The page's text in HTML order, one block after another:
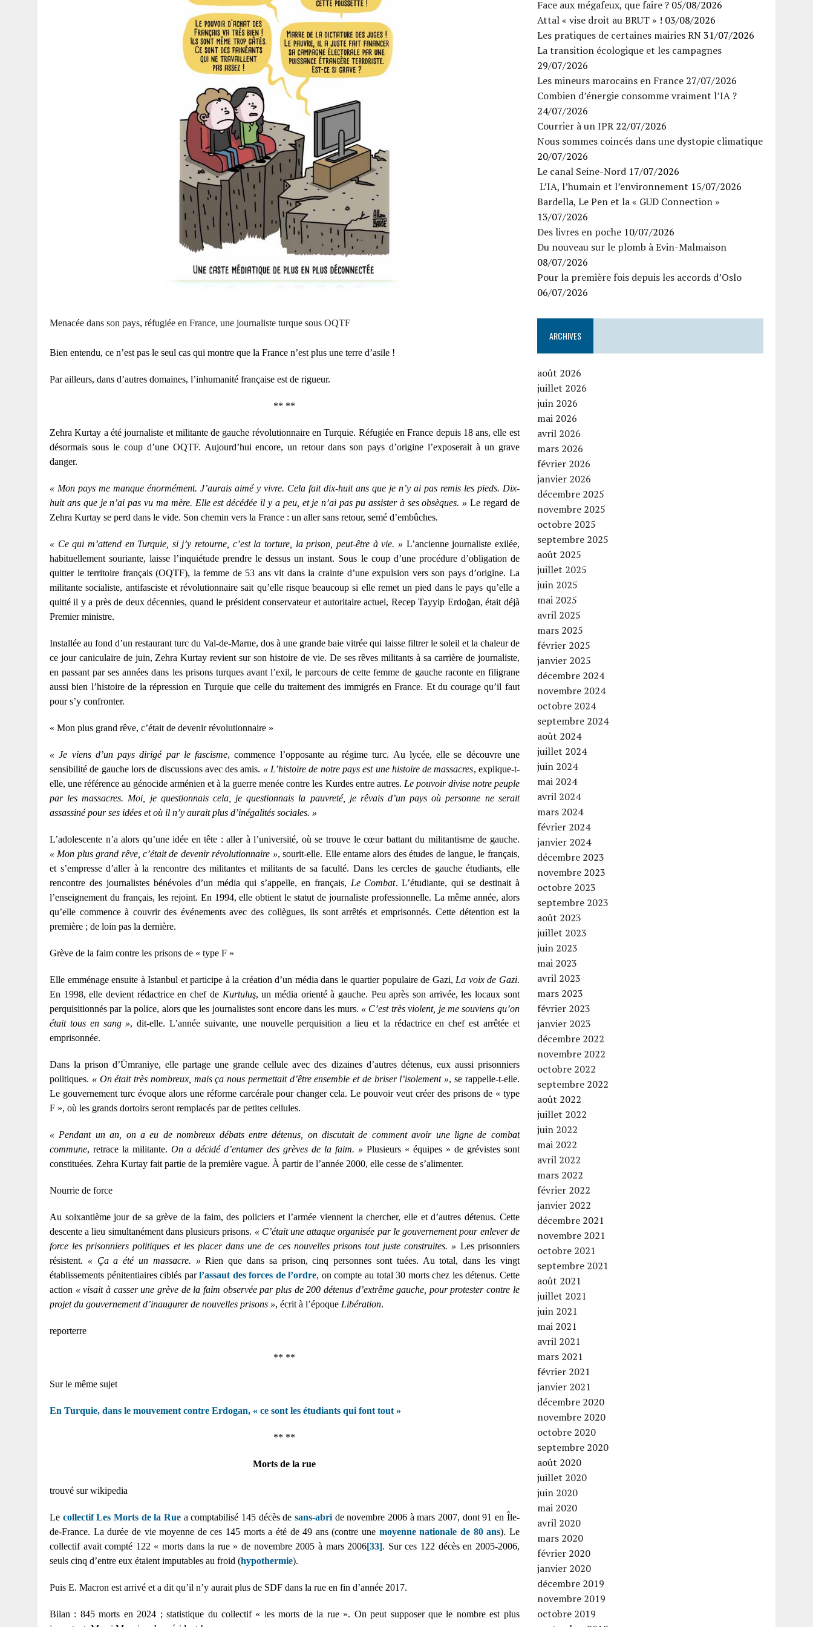
Menacée dans son pays, réfugiée en France, une journaliste turque sous OQTF
Bien entendu, ce n’est pas le seul cas qui montre que la France n’est plus une terre d’asile !
Par ailleurs, dans d’autres domaines, l’inhumanité française est de rigueur.
** **
Zehra Kurtay a été journaliste et militante de gauche révolutionnaire en Turquie. Réfugiée en France depuis 18 ans, elle est
désormais sous le coup d’une OQTF. Aujourd’hui encore, un retour dans son pays d’origine l’exposerait à un grave
danger.
« Mon pays me manque énormément. J’aurais aimé y vivre. Cela fait dix-huit ans que je n’y ai pas remis les pieds. Dix-
huit ans que je n’ai pas vu ma mère. Elle est décédée il y a peu, et je n’ai pas pu assister à ses obsèques. » Le regard de
Zehra Kurtay se perd dans le vide. Son chemin vers la France : un aller sans retour, semé d’embûches.
« Ce qui m’attend en Turquie, si j’y retourne, c’est la torture, la prison, peut-être à vie. » L’ancienne journaliste exilée,
habituellement souriante, laisse l’inquiétude prendre le dessus un instant. Sous le coup d’une procédure d’obligation de
quitter le territoire français (OQTF), la femme de 53 ans vit dans la crainte d’une expulsion vers son pays d’origine. La
militante socialiste, antifasciste et révolutionnaire sait qu’elle risque beaucoup si elle remet un pied dans le pays qu’elle a
quitté il y a près de deux décennies, quand le président conservateur et autoritaire actuel, Recep Tayyip Erdoğan, était déjà
Premier ministre.
Installée au fond d’un restaurant turc du Val-de-Marne, dos à une grande baie vitrée qui laisse filtrer le soleil et la chaleur de
ce jour caniculaire de juin, Zehra Kurtay revient sur son histoire de vie. De ses rêves militants à sa carrière de journaliste,
en passant par ses années dans les prisons turques avant l’exil, le parcours de cette femme de gauche raconte en filigrane
aussi bien l’histoire de la répression en Turquie que celle du traitement des immigrés en France. Et du courage qu’il faut
pour s’y confronter.
« Mon plus grand rêve, c’était de devenir révolutionnaire »
« Je viens d’un pays dirigé par le fascisme, commence l’opposante au régime turc. Au lycée, elle se découvre une
sensibilité de gauche lors de discussions avec des amis. « L’histoire de notre pays est une histoire de massacres, explique-t-
elle, une référence au génocide arménien et à la guerre menée contre les Kurdes entre autres. Le pouvoir divise notre peuple
par les massacres. Moi, je questionnais cela, je questionnais la pauvreté, je rêvais d’un pays où personne ne serait
assassiné pour ses idées et où il n’y aurait plus d’inégalités sociales. »
L’adolescente n’a alors qu’une idée en tête : aller à l’université, où se trouve le cœur battant du militantisme de gauche.
« Mon plus grand rêve, c’était de devenir révolutionnaire », sourit-elle. Elle entame alors des études de langue, le français,
et s’empresse d’aller à la rencontre des militantes et militants de sa faculté. Dans les cercles de gauche étudiants, elle
rencontre des journalistes bénévoles d’un média qui s’appelle, en français, Le Combat. L’étudiante, qui se destinait à
l’enseignement du français, les rejoint. En 1994, elle obtient le statut de journaliste professionnelle. La même année, alors
qu’elle commence à couvrir des événements avec des collègues, ils sont arrêtés et emprisonnés. Cette détention est la
première ; de loin pas la dernière.
Grève de la faim contre les prisons de « type F »
Elle emménage ensuite à Istanbul et participe à la création d’un média dans le quartier populaire de Gazi, La voix de Gazi.
En 1998, elle devient rédactrice en chef de Kurtuluş, un média orienté à gauche. Peu après son arrivée, les locaux sont
perquisitionnés par la police, alors que les journalistes sont encore dans les murs. « C’est très violent, je me souviens qu’on
était tous en sang », dit-elle. L’année suivante, une nouvelle perquisition a lieu et la rédactrice en chef est arrêtée et
emprisonnée.
Dans la prison d’Ümraniye, elle partage une grande cellule avec des dizaines d’autres détenus, eux aussi prisonniers
politiques. « On était très nombreux, mais ça nous permettait d’être ensemble et de briser l’isolement », se rappelle-t-elle.
Le gouvernement turc évoque alors une réforme carcérale pour changer cela. Le pouvoir veut créer des prisons de « type
F », où les grands dortoirs seront remplacés par de petites cellules.
« Pendant un an, on a eu de nombreux débats entre détenus, on discutait de comment avoir une ligne de combat
commune, retrace la militante. On a décidé d’entamer des grèves de la faim. » Plusieurs « équipes » de grévistes sont
constituées. Zehra Kurtay fait partie de la première vague. À partir de l’année 2000, elle cesse de s’alimenter.
Nourrie de force
Au soixantième jour de sa grève de la faim, des policiers et l’armée viennent la chercher, elle et d’autres détenus. Cette
descente a lieu simultanément dans plusieurs prisons. « C’était une attaque organisée par le gouvernement pour enlever de
force les prisonniers politiques et les placer dans une de ces nouvelles prisons tout juste construites. » Les prisonniers
résistent. « Ça a été un massacre. » Rien que dans sa prison, cinq personnes sont tuées. Au total, dans les vingt
établissements pénitentiaires ciblés parl’assaut des forces de l’ordre, on compte au total 30 morts chez les détenus. Cette
action « visait à casser une grève de la faim observée par plus de 200 détenus d’extrême gauche, pour protester contre le
projet du gouvernement d’inaugurer de nouvelles prisons », écrit à l’époque Libération.
reporterre
** **
Sur le même sujet
En Turquie, dans le mouvement contre Erdogan, « ce sont les étudiants qui font tout »
** **
Morts de la rue
trouvé sur wikipedia
Le collectif Les Morts de la Rue a comptabilisé 145 décès desans-abri de novembre 2006 à mars 2007, dont 91 en Île-
de-France. La durée de vie moyenne de ces 145 morts a été de 49 ans (contre une moyenne nationale de 80 ans). Le
collectif avait compté 122 « morts dans la rue » de novembre 2005 à mars 2006[33]. Sur ces 122 décès en 2005-2006,
seuls cinq d’entre eux étaient imputables au froid (hypothermie).
Puis E. Macron est arrivé et a dit qu’il n’y aurait plus de SDF dans la rue en fin d’année 2017.
Bilan : 845 morts en 2024 ; statistique du collectif « les morts de la rue ». On peut supposer que le nombre est plus
Face aux mégafeux, que faire ? 05/08/2026
Attal « vise droit au BRUT » ! 03/08/2026
Les pratiques de certaines mairies RN31/07/2026
La transition écologique et les campagnes
29/07/2026
Les mineurs marocains en France 27/07/2026
Combien d’énergie consomme vraiment l’IA ?
24/07/2026
Courrier à un IPR 22/07/2026
Nous sommes coincés dans une dystopie climatique
20/07/2026
Le canal Seine-Nord 17/07/2026
L’IA, l’humain et l’environnement 15/07/2026
Bardella, Le Pen et la « GUD Connection »
13/07/2026
Des livres en poche 10/07/2026
Du nouveau sur le plomb à Evin-Malmaison
08/07/2026
Pour la première fois depuis les accords d’Oslo
06/07/2026
ARCHIVES
août 2026
juillet 2026
juin 2026
mai 2026
avril 2026
mars 2026
février 2026
janvier 2026
décembre 2025
novembre 2025
octobre 2025
septembre 2025
août 2025
juillet 2025
juin 2025
mai 2025
avril 2025
mars 2025
février 2025
janvier 2025
décembre 2024
novembre 2024
octobre 2024
septembre 2024
août 2024
juillet 2024
juin 2024
mai 2024
avril 2024
mars 2024
février 2024
janvier 2024
décembre 2023
novembre 2023
octobre 2023
septembre 2023
août 2023
juillet 2023
juin 2023
mai 2023
avril 2023
mars 2023
février 2023
janvier 2023
décembre 2022
novembre 2022
octobre 2022
septembre 2022
août 2022
juillet 2022
juin 2022
mai 2022
avril 2022
mars 2022
février 2022
janvier 2022
décembre 2021
novembre 2021
octobre 2021
septembre 2021
août 2021
juillet 2021
juin 2021
mai 2021
avril 2021
mars 2021
février 2021
janvier 2021
décembre 2020
novembre 2020
octobre 2020
septembre 2020
août 2020
juillet 2020
juin 2020
mai 2020
avril 2020
mars 2020
février 2020
janvier 2020
décembre 2019
novembre 2019
octobre 2019